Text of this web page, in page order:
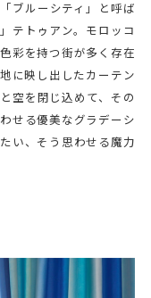
ブルーシティ」と呼ば
テトゥアン。モロッコ
彩を持つ街が多く存在
に映し出したカーテン
空を閉じ込めて、その
せる優美なグラデーシ
い、そう思わせる魔力